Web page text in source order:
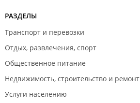
РАЗДЕЛЫ
Транспорт и перевозки
Отдых, развлечения, спорт
Общественное питание
Недвижимость, строительство и ремонт
Услуги населению